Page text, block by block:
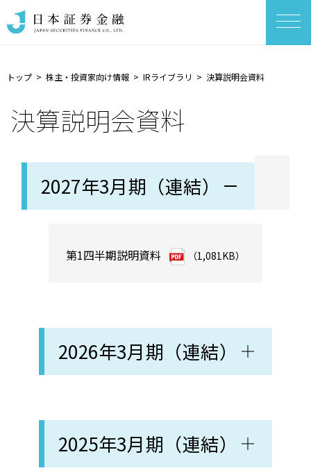
トップ 株主・投資家向け情報 IRライブラリ 決算説明会資料
決算説明会資料
2027年3月期（連結）
第1四半期説明資料 （1,081KB）
2026年3月期（連結）
2025年3月期（連結）